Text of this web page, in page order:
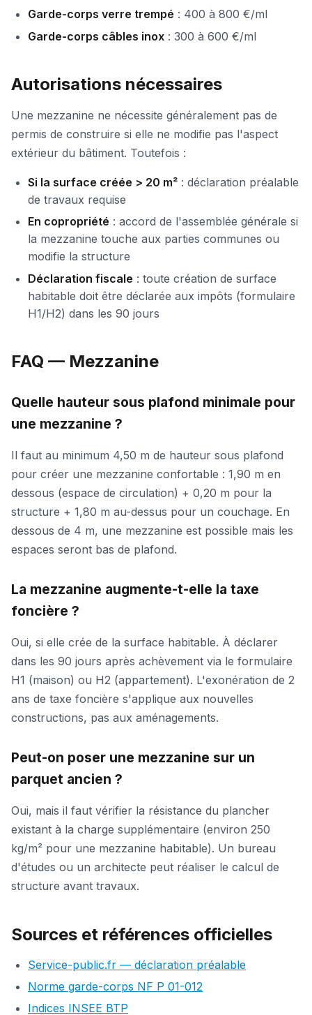
Garde-corps verre trempé : 400 à 800 €/ml
Garde-corps câbles inox : 300 à 600 €/ml
Autorisations nécessaires
Une mezzanine ne nécessite généralement pas de
permis de construire si elle ne modifie pas l'aspect
extérieur du bâtiment. Toutefois :
Si la surface créée > 20 m² : déclaration préalable
de travaux requise
En copropriété : accord de l'assemblée générale si
la mezzanine touche aux parties communes ou
modifie la structure
Déclaration fiscale : toute création de surface
habitable doit être déclarée aux impôts (formulaire
H1/H2) dans les 90 jours
FAQ — Mezzanine
Quelle hauteur sous plafond minimale pour
une mezzanine ?
Il faut au minimum 4,50 m de hauteur sous plafond
pour créer une mezzanine confortable : 1,90 m en
dessous (espace de circulation) + 0,20 m pour la
structure + 1,80 m au-dessus pour un couchage. En
dessous de 4 m, une mezzanine est possible mais les
espaces seront bas de plafond.
La mezzanine augmente-t-elle la taxe
foncière ?
Oui, si elle crée de la surface habitable. À déclarer
dans les 90 jours après achèvement via le formulaire
H1 (maison) ou H2 (appartement). L'exonération de 2
ans de taxe foncière s'applique aux nouvelles
constructions, pas aux aménagements.
Peut-on poser une mezzanine sur un
parquet ancien ?
Oui, mais il faut vérifier la résistance du plancher
existant à la charge supplémentaire (environ 250
kg/m² pour une mezzanine habitable). Un bureau
d'études ou un architecte peut réaliser le calcul de
structure avant travaux.
Sources et références officielles
Service-public.fr — déclaration préalable
Norme garde-corps NF P 01-012
Indices INSEE BTP